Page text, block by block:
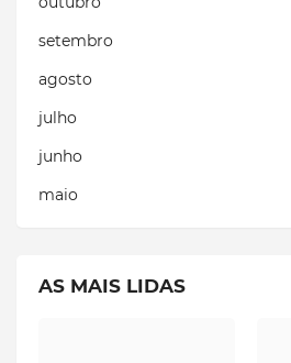
setembro
agosto
julho
junho
maio
AS MAIS LIDAS